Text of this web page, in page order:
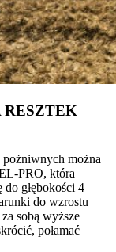
RESZTEK
pożniwnych można
PRO, która
do głębokości 4
do wzrostu
sobą wyższe
połamać